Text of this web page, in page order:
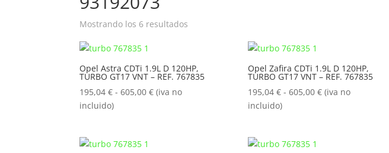
Mostrando los 6 resultados
Opel Astra CDTi 1.9L D 120HP,
TURBO GT17 VNT – REF. 767835
195,04€ - 605,00€Rango
(iva no
incluido)
Opel Zafira CDTi 1.9L D 120HP,
TURBO GT17 VNT – REF. 767835
195,04 € - 605,00 €Rango
(iva no
incluido)